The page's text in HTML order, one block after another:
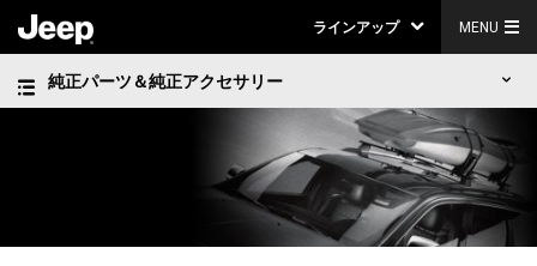
ラインアップ MENU
純正パーツ＆純正アクセサリー